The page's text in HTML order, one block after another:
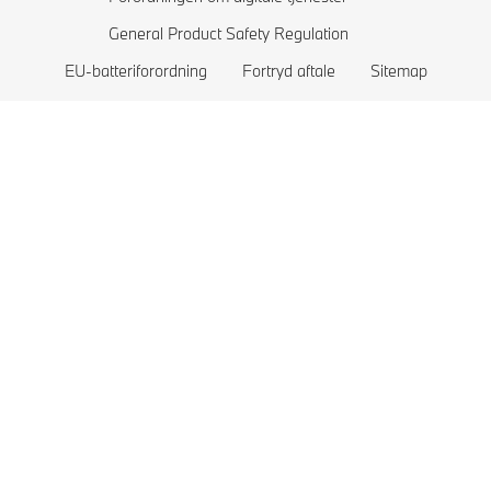
General Product Safety Regulation
EU-batteriforordning
Fortryd aftale Sitemap